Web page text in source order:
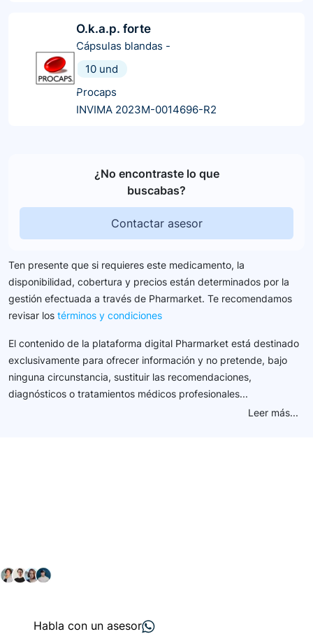
O.k.a.p. forte
Cápsulas blandas -
10 und
Procaps
INVIMA 2023M-0014696-R2
¿No encontraste lo que
buscabas?
Contactar asesor
Ten presente que si requieres este medicamento, la
disponibilidad, cobertura y precios están determinados por la
gestión efectuada a través de Pharmarket. Te recomendamos
revisar los términos y condiciones
El contenido de la plataforma digital Pharmarket está destinado
exclusivamente para ofrecer información y no pretende, bajo
ninguna circunstancia, sustituir las recomendaciones,
diagnósticos o tratamientos médicos profesionales...
Leer más...
Habla con un asesor